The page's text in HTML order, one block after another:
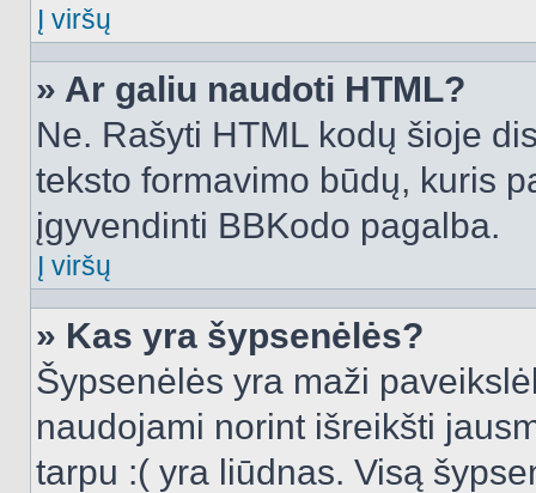
Į viršų
» Ar galiu naudoti HTML?
Ne. Rašyti HTML kodų šioje
teksto formavimo būdų, kuris
įgyvendinti BBKodo pagalba.
Į viršų
» Kas yra šypsenėlės?
Šypsenėlės yra maži
naudojami norint išreikšti
tarpu :( yra liūdnas. Visą